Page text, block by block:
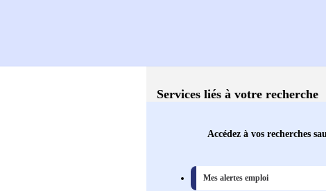
Services liés à votre recherche
Accédez à vos recherches
Mes alertes emploi